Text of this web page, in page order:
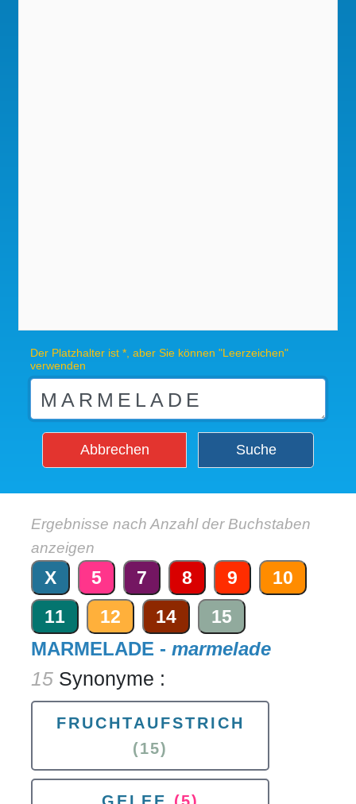
Der Platzhalter ist *, aber Sie können "Leerzeichen"
verwenden
Abbrechen Suche
Ergebnisse nach Anzahl der Buchstaben
anzeigen
X 5 7 8 9
10
11
12 14 15
MARMELADE - marmelade
15 Synonyme :
FRUCHTAUFSTRICH
(15)